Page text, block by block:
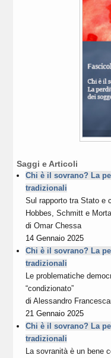
Saggi e Articoli
Chi è il sovrano? La
tradizionali
Sul rapporto tra Stato e
Hobbes, Schmitt e
diOmar Chessa
14 Gennaio 2025
Chi è il sovrano? La
tradizionali
Le problematiche
“condizionato”
diAlessandro
21 Gennaio 2025
Chi è il sovrano? La
tradizionali
La sovranità è un bene